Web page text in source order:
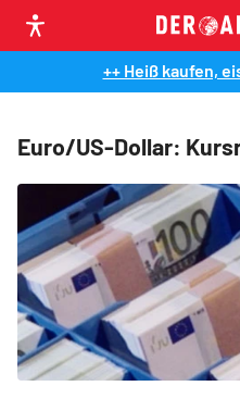
++ Heiß kaufen,
Euro/US-Dollar: